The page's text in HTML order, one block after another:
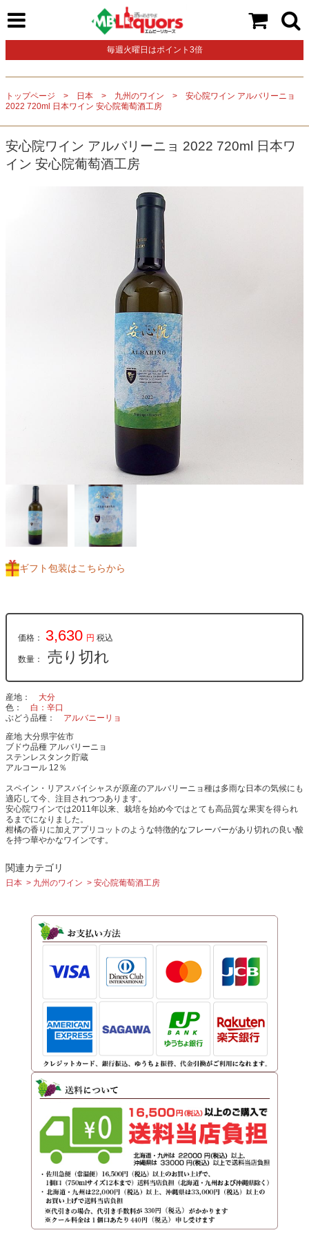
毎週火曜日はポイント3倍
トップページ 日本 九州のワイン
安心院ワイン アルバリーニョ
2022 720ml 日本ワイン 安心院葡萄酒工房
安心院ワイン アルバリーニョ 2022 720ml 日本ワ
イン 安心院葡萄酒工房
ギフト包装はこちらから
価格： 3,630 円 税込
数量： 売り切れ
産地
大分
色
白：辛口
ぶどう品種
アルバニーリョ
産地 大分県宇佐市
ブドウ品種 アルバリーニョ
ステンレスタンク貯蔵
アルコール 12％
スペイン・リアスバイシャスが原産のアルバリーニョ種は多雨な日本の気候にも
適応して今、注目されつつあります。
安心院ワインでは2011年以来、栽培を始め今ではとても高品質な果実を得られ
るまでになりました。
柑橘の香りに加えアプリコットのような特徴的なフレーバーがあり切れの良い酸
を持つ華やかなワインです。
関連カテゴリ
日本 九州のワイン 安心院葡萄酒工房